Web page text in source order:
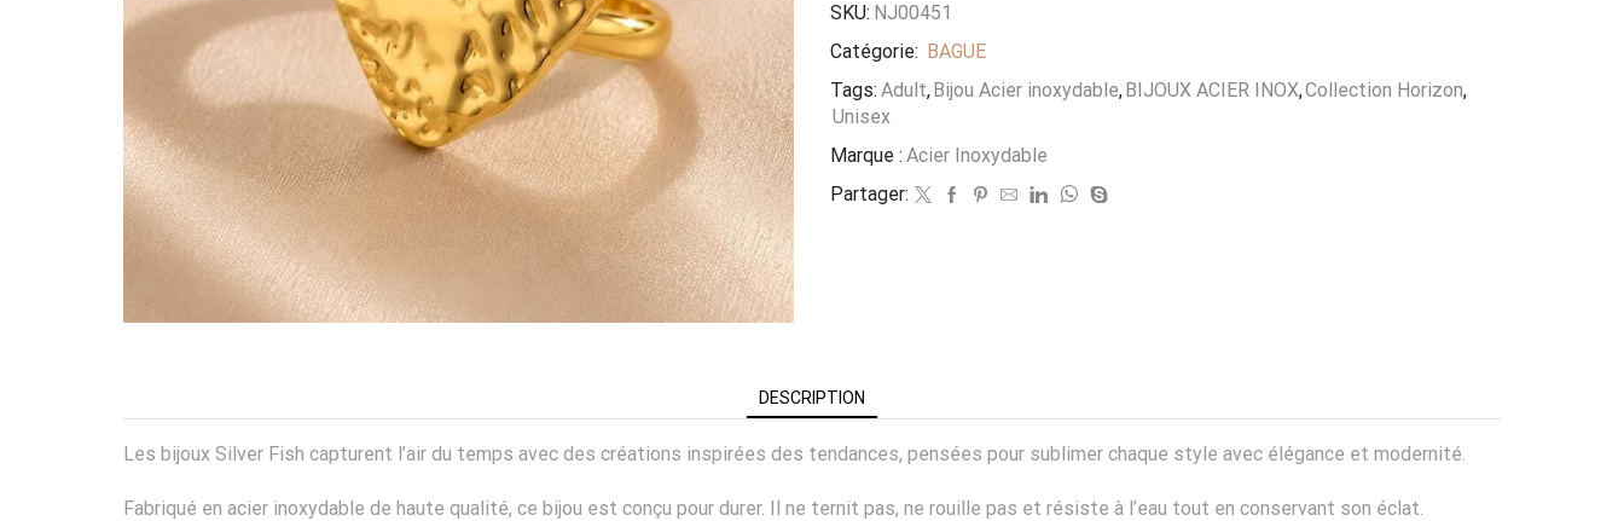
SKU: NJ00451
Catégorie: BAGUE
Tags: Adult, Bijou Acier inoxydable, BIJOUX ACIER INOX,Collection Horizon,
Unisex
Marque : Acier Inoxydable
Partager:
DESCRIPTION
Les bijoux Silver Fish capturent l’air du temps avec des créations inspirées des tendances, pensées pour sublimer chaque style avec élégance et modernité.
Fabriqué en acier inoxydable de haute qualité, ce bijou est conçu pour durer. Il ne ternit pas, ne rouille pas et résiste à l’eau tout en conservant son éclat.